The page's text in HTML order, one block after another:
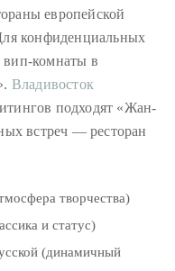
европейской
конфиденциальных
вип-комнаты в
Владивосток
подходят «Жан-
встреч — ресторан
творчества)
и статус)
(динамичный